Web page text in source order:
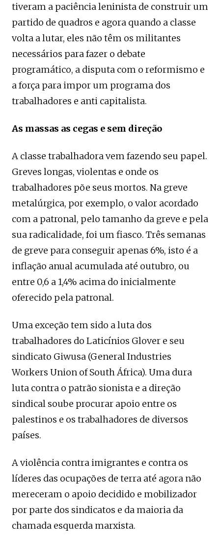
tiveram a paciência leninista de construir um
partido de quadros e agora quando a classe
volta a lutar, eles não têm os militantes
necessários para fazer o debate
programático, a disputa com o reformismo e
a força para impor um programa dos
trabalhadores e anti capitalista.
As massas as cegas e sem direção
A classe trabalhadora vem fazendo seu papel.
Greves longas, violentas e onde os
trabalhadores põe seus mortos. Na greve
metalúrgica, por exemplo, o valor acordado
com a patronal, pelo tamanho da greve e pela
sua radicalidade, foi um fiasco. Três semanas
de greve para conseguir apenas 6%, isto é a
inflação anual acumulada até outubro, ou
entre 0,6 a 1,4% acima do inicialmente
oferecido pela patronal.
Uma exceção tem sido a luta dos
trabalhadores do Laticínios Glover e seu
sindicato Giwusa (General Industries
Workers Union of South África). Uma dura
luta contra o patrão sionista e a direção
sindical soube procurar apoio entre os
palestinos e os trabalhadores de diversos
países.
A violência contra imigrantes e contra os
líderes das ocupações de terra até agora não
mereceram o apoio decidido e mobilizador
por parte dos sindicatos e da maioria da
chamada esquerda marxista.